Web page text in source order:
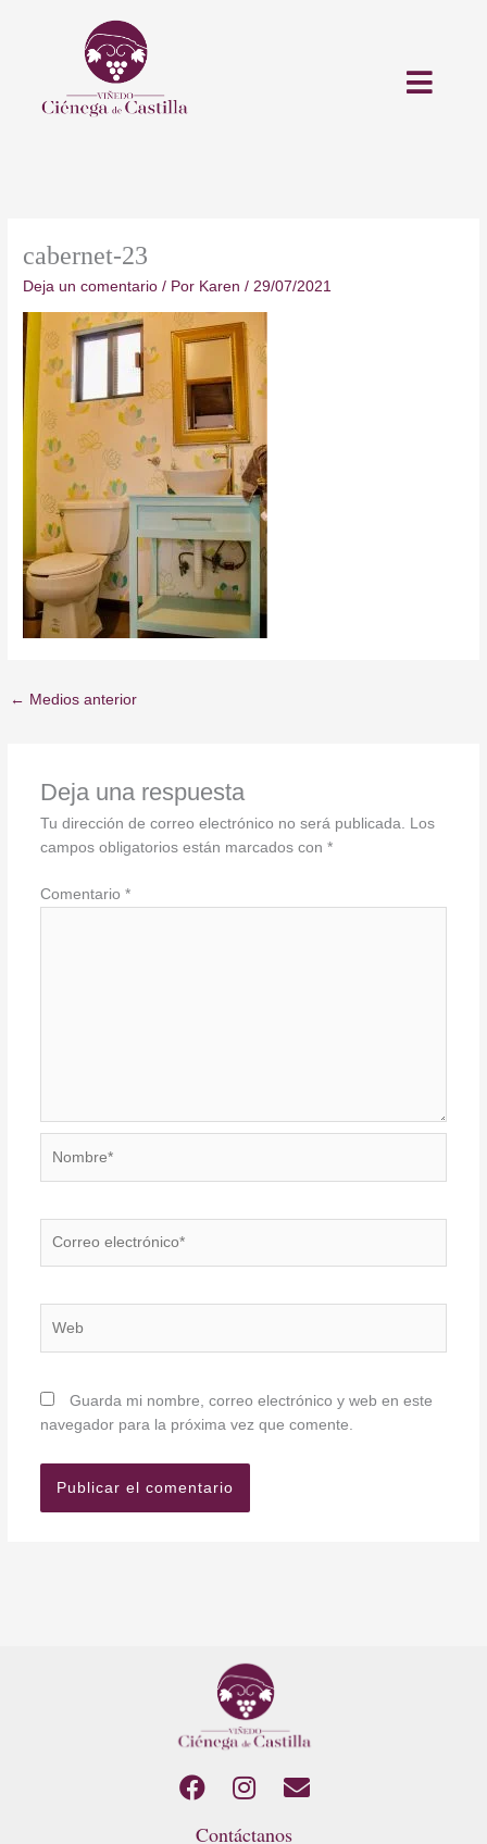
cabernet-23
Deja un comentario / Por Karen/ 29/07/2021
← Medios anterior
Deja una respuesta
Tu dirección de correo electrónico no será publicada. Los
campos obligatorios están marcados con *
Comentario *
Guarda mi nombre, correo electrónico y web en este
navegador para la próxima vez que comente.
F
I
E
Contáctanos